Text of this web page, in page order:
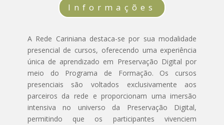
Informações
A Rede Cariniana destaca-se por sua modalidade
presencial de cursos, oferecendo uma experiência
única de aprendizado em Preservação Digital por
meio do Programa de Formação. Os cursos
presenciais são voltados exclusivamente aos
parceiros da rede e proporcionam uma imersão
intensiva no universo da Preservação Digital,
permitindo que os participantes vivenciem